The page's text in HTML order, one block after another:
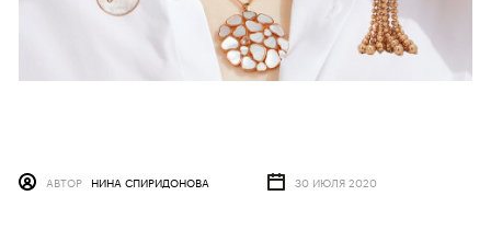
АВТОР НИНА СПИРИДОНОВА 30 ИЮЛЯ 2020